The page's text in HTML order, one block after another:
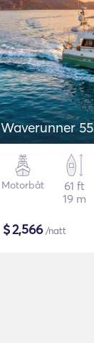
Waverunner 55
Motorbåt
61 ft
19 m
$2,566/natt